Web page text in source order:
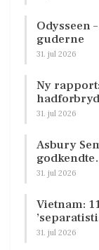
Odysseen
guderne
31. jul 2026
Ny
31. jul 2026
Asbury
31. jul 2026
Vietnam:
31. jul 2026